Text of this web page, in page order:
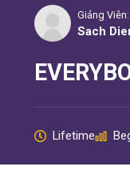
Giảng Viên:
Sach
Lifetime